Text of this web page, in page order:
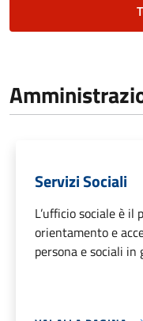
Servizi Sociali
L’ufficio sociale è
orientamento e
persona e sociali in